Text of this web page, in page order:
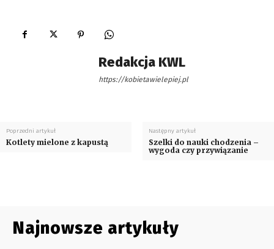
Redakcja KWL
https://kobietawielepiej.pl
Poprzedni artykuł
Kotlety mielone z kapustą
Następny artykuł
Szelki do nauki chodzenia –
wygoda czy przywiązanie
Najnowsze artykuły